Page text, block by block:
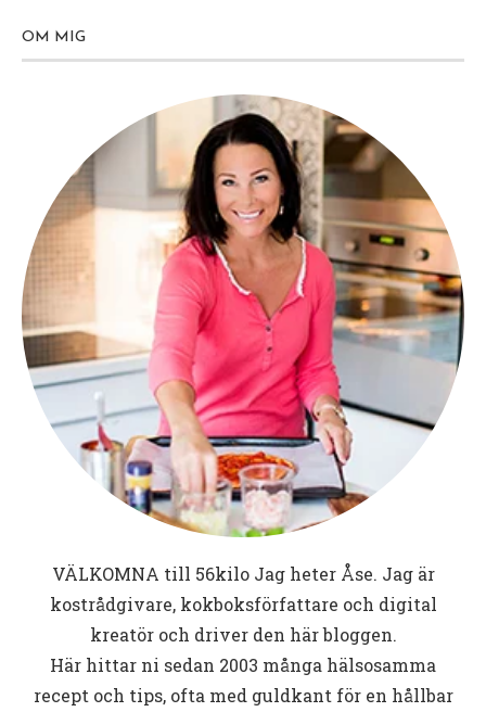
OM MIG
VÄLKOMNA till 56kiloJag heter Åse. Jag är
kostrådgivare, kokboksförfattare och digital
kreatör och driver den här bloggen.
Här hittar ni sedan 2003 många hälsosamma
recept och tips, ofta med guldkant för en hållbar